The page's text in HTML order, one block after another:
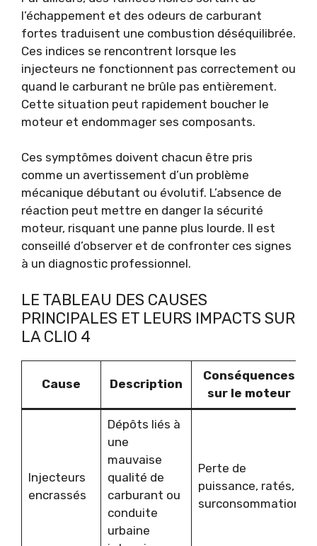
l’échappement et des odeurs de carburant
fortes traduisent une combustion déséquilibrée.
Ces indices se rencontrent lorsque les
injecteurs ne fonctionnent pas correctement ou
quand le carburant ne brûle pas entièrement.
Cette situation peut rapidement boucher le
moteur et endommager ses composants.
Ces symptômes doivent chacun être pris
comme un avertissement d’un problème
mécanique débutant ou évolutif. L’absence de
réaction peut mettre en danger la sécurité
moteur, risquant une panne plus lourde. Il est
conseillé d’observer et de confronter ces signes
à un diagnostic professionnel.
LE TABLEAU DES CAUSES
PRINCIPALES ET LEURS IMPACTS SUR
LA CLIO 4
Cause Description
Conséquences
sur le moteur
Injecteurs
encrassés
Dépôts liés à
une
mauvaise
qualité de
carburant ou
conduite
urbaine
Perte de
puissance, ratés,
surconsommation